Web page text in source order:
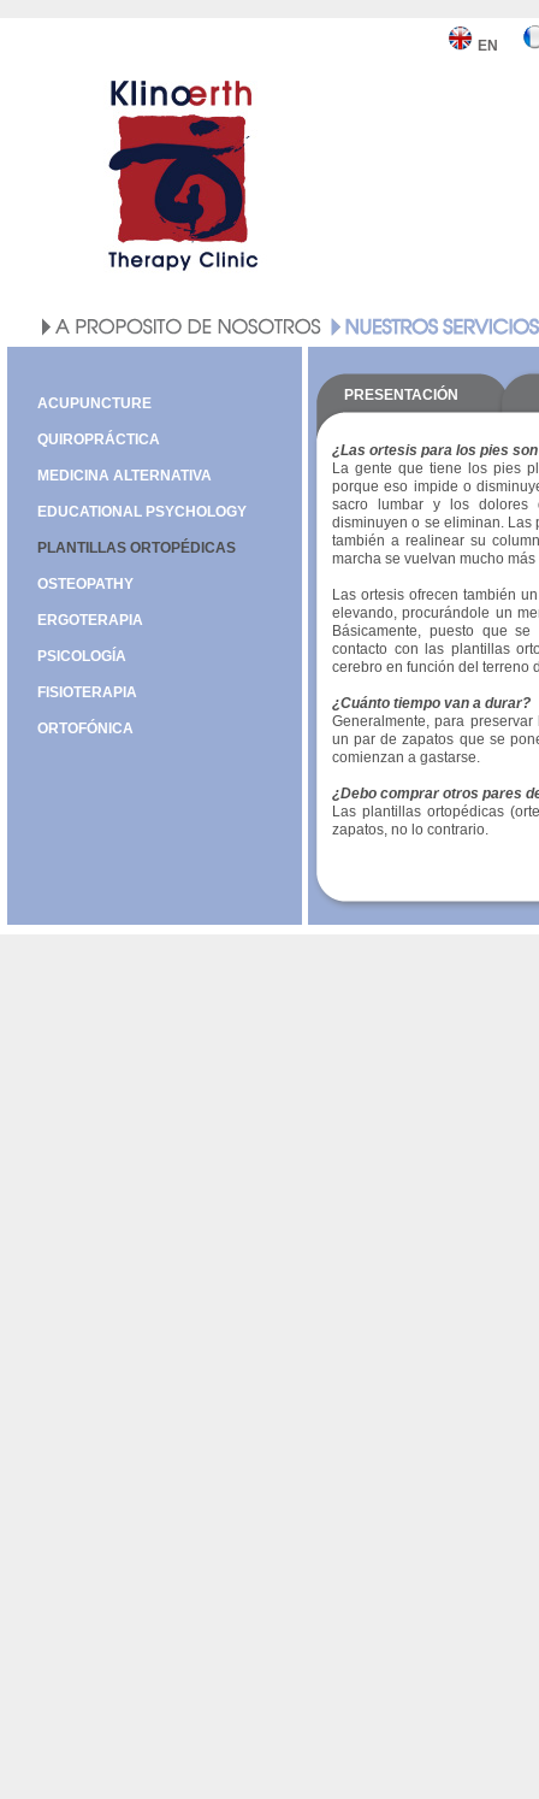
EN
ACUPUNCTURE
QUIROPRÁCTICA
MEDICINA ALTERNATIVA
EDUCATIONAL PSYCHOLOGY
PLANTILLAS ORTOPÉDICAS
OSTEOPATHY
ERGOTERAPIA
PSICOLOGÍA
FISIOTERAPIA
ORTOFÓNICA
PRESENTACIÓN
¿Las ortesis para los pies
La gente que tiene los pies
porque eso impide o
sacro lumbar y los
disminuyen o se eliminan. Las
también a realinear su
marcha se vuelvan mucho más
Las ortesis ofrecen también
elevando, procurándole un
Básicamente, puesto que
contacto con las plantillas
cerebro en función del terreno
¿Cuánto tiempo van a durar?
Generalmente, para
un par de zapatos que se
comienzan a gastarse.
¿Debo comprar otros pares
Las plantillas ortopédicas
zapatos, no lo contrario.